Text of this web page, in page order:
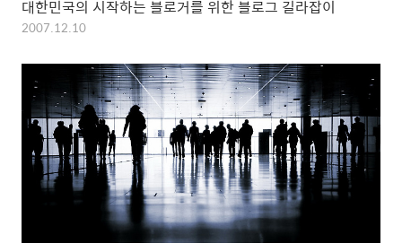
대한민국의 시작하는 블로거를 위한 블로그 길라잡이
2007.12.10